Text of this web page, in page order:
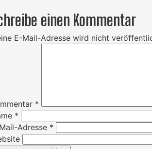
einen Kommentar
E-Mail-Adresse wird nicht
*
*
Adresse *